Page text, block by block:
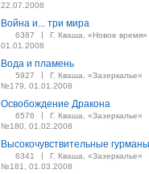
22.07.2008
Война и... три мира
6387 |
Г. Кваша, «Новое
01.01.2008
Вода и пламень
5927 |
Г. Кваша, «Зазеркалье»
№179, 01.01.2008
Освобождение Дракона
6576 |
Г. Кваша, «Зазеркалье»
№180, 01.02.2008
Высокочувствительные гурманы
6341 |
Г. Кваша, «Зазеркалье»
№181, 01.03.2008